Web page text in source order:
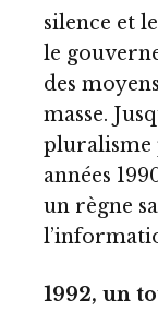
silence et
le
des
masse.
pluralisme
années
un règne
1992, un